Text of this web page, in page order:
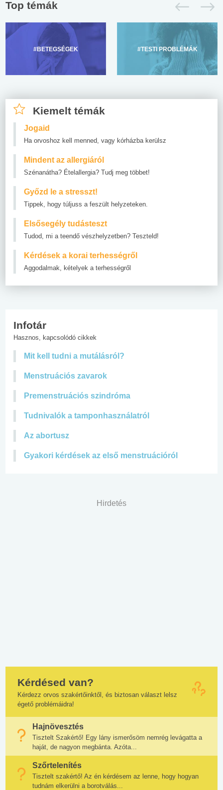
Top témák
#BETEGSÉGEK #TESTI PROBLÉMÁK
Kiemelt témák
Jogaid
Ha orvoshoz kell menned, vagy kórházba kerülsz
Mindent az allergiáról
Szénanátha? Ételallergia? Tudj meg többet!
Győzd le a stresszt!
Tippek, hogy túljuss a feszült helyzeteken.
Elsősegély tudásteszt
Tudod, mi a teendő vészhelyzetben? Teszteld!
Kérdések a korai terhességről
Aggodalmak, kételyek a terhességről
Infotár
Hasznos, kapcsolódó cikkek
Mit kell tudni a mutálásról?
Menstruációs zavarok
Premenstruációs szindróma
Tudnivalók a tamponhasználatról
Az abortusz
Gyakori kérdések az első menstruációról
Hirdetés
Kérdésed van?
Kérdezz orvos szakértőinktől, és biztosan választ lelsz
égető problémáidra!
Hajnövesztés
Tisztelt Szakértő! Egy lány ismerősöm nemrég levágatta a
haját, de nagyon megbánta. Azóta...
Szőrtelenítés
Tisztelt szakértő! Az én kérdésem az lenne, hogy hogyan
tudnám elkerülni a borotválás...